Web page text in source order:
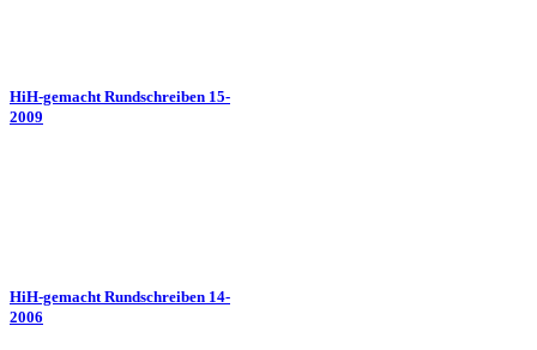
HiH-gemacht Rundschreiben 15-
2009
HiH-gemacht Rundschreiben 14-
2006